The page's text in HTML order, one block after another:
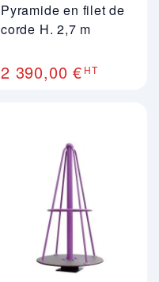
Pyramide en filet de
corde H. 2,7 m
2 390,00 € HT